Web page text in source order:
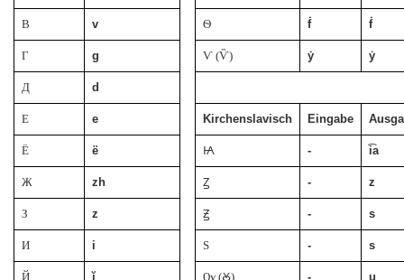
В v Ѳ ḟ ḟ
Г g Ѵ (Ѷ) ẏ ẏ
Д d
Е e Kirchenslavisch Eingabe
Ё ë Ꙗ - i͡a
Ж zh Ꙁ - z
З z Ꙃ - s
И i Ѕ - s
Й ĭ Ѹ (Ꙋ) - u